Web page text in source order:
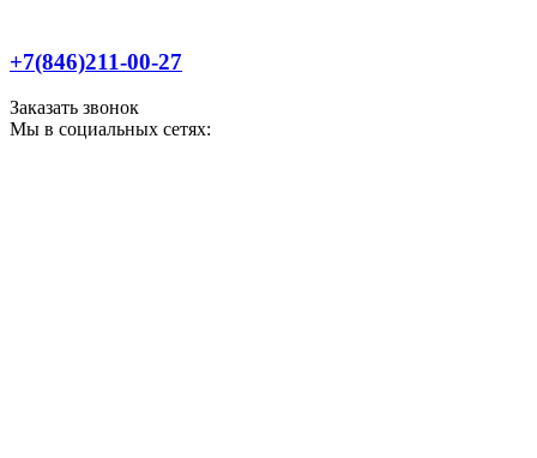
+7(846)211-00-27
Заказать звонок
Мы в социальных сетях: